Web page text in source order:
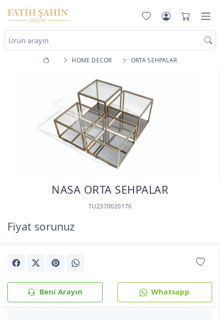
HOME DECOR ORTA SEHPALAR
NASA ORTA SEHPALAR
TU2370020176
Fiyat sorunuz
Beni Arayın Whatsapp